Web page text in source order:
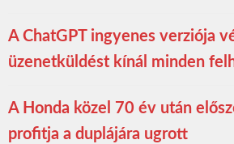
A ChatGPT ingyenes verziója
üzenetküldést kínál minden
A Honda közel 70 év után
profitja a duplájára ugrott